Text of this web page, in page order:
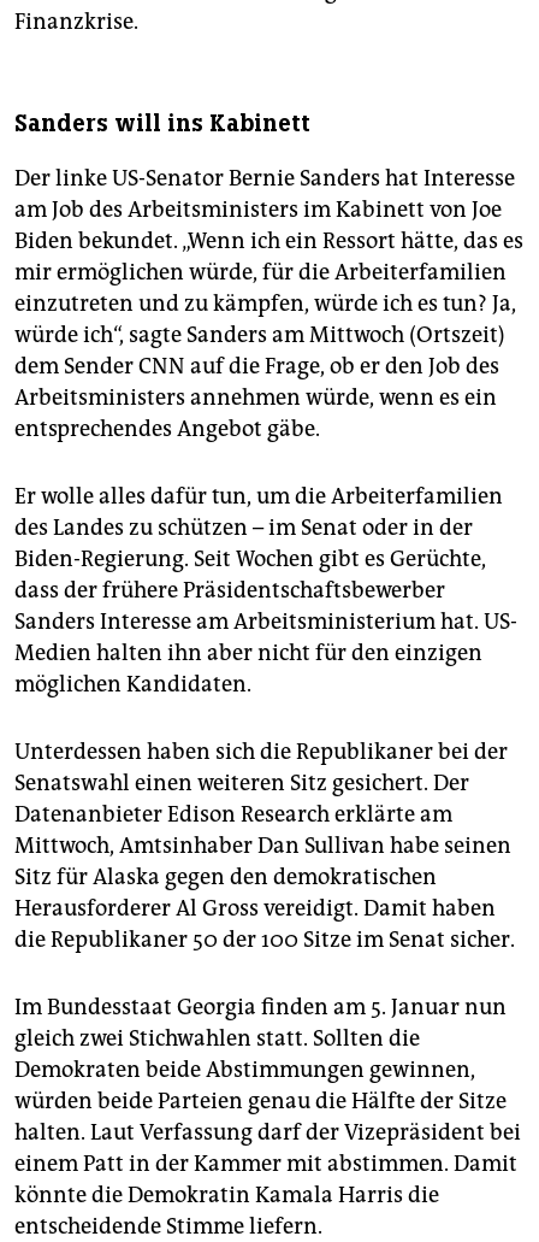
Finanzkrise.
Sanders will ins Kabinett
Der linke US-Senator Bernie Sanders hat Interesse
am Job des Arbeitsministers im Kabinett von Joe
Biden bekundet. „Wenn ich ein Ressort hätte, das es
mir ermöglichen würde, für die Arbeiterfamilien
einzutreten und zu kämpfen, würde ich es tun? Ja,
würde ich“, sagte Sanders am Mittwoch (Ortszeit)
dem Sender CNN auf die Frage, ob er den Job des
Arbeitsministers annehmen würde, wenn es ein
entsprechendes Angebot gäbe.
Er wolle alles dafür tun, um die Arbeiterfamilien
des Landes zu schützen – im Senat oder in der
Biden-Regierung. Seit Wochen gibt es Gerüchte,
dass der frühere Präsidentschaftsbewerber
Sanders Interesse am Arbeitsministerium hat. US-
Medien halten ihn aber nicht für den einzigen
möglichen Kandidaten.
Unterdessen haben sich die Republikaner bei der
Senatswahl einen weiteren Sitz gesichert. Der
Datenanbieter Edison Research erklärte am
Mittwoch, Amtsinhaber Dan Sullivan habe seinen
Sitz für Alaska gegen den demokratischen
Herausforderer Al Gross vereidigt. Damit haben
die Republikaner 50 der 100 Sitze im Senat sicher.
Im Bundesstaat Georgia finden am 5. Januar nun
gleich zwei Stichwahlen statt. Sollten die
Demokraten beide Abstimmungen gewinnen,
würden beide Parteien genau die Hälfte der Sitze
halten. Laut Verfassung darf der Vizepräsident bei
einem Patt in der Kammer mit abstimmen. Damit
könnte die Demokratin Kamala Harris die
entscheidende Stimme liefern.